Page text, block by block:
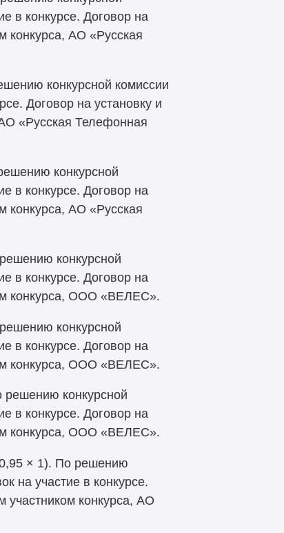
в конкурсе. Договор на
конкурса, АО «Русская
конкурсной комиссии
Договор на установку и
«Русская Телефонная
конкурсной
в конкурсе. Договор на
конкурса, АО «Русская
конкурсной
в конкурсе. Договор на
конкурса, ООО «ВЕЛЕС».
конкурсной
в конкурсе. Договор на
конкурса, ООО «ВЕЛЕС».
конкурсной
в конкурсе. Договор на
конкурса, ООО «ВЕЛЕС».
× 1). По решению
на участие в конкурсе.
участником конкурса, АО